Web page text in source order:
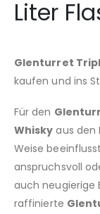
Liter
Glenturret
kaufen und ins
Für den
Whisky aus den
Weise
anspruchsvoll
auch neugierige
raffinierte